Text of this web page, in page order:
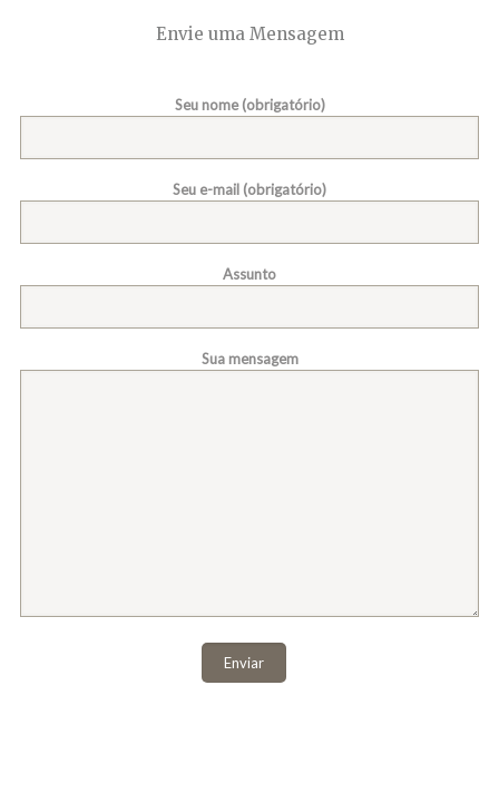
Envie uma Mensagem
Seu nome (obrigatório)
Seu e-mail (obrigatório)
Assunto
Sua mensagem